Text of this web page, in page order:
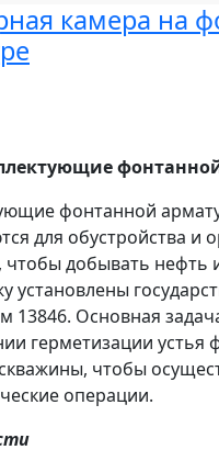
камера на
фонтанной
для обустройства и
чтобы добывать нефть
установлены
13846. Основная
герметизации устья
чтобы
операции.